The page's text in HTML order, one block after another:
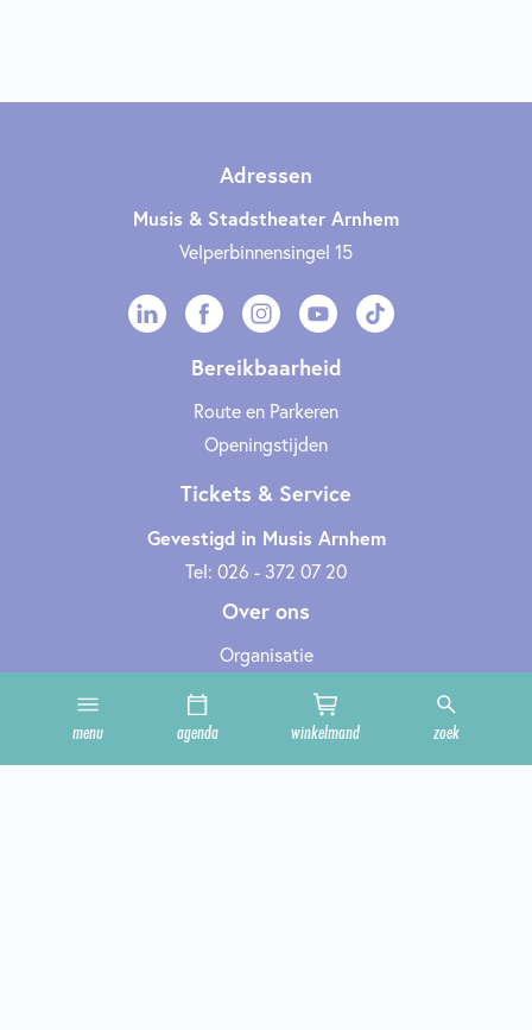
menu agenda winkelmand zoek
Adressen
Musis & Stadstheater Arnhem
Velperbinnensingel 15
Bereikbaarheid
Route en Parkeren
Openingstijden
Tickets & Service
Gevestigd in Musis Arnhem
Tel: 026 - 372 07 20
Over ons
Organisatie
Cultuurclub